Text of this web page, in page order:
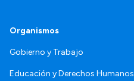
Organismos
Gobierno y Trabajo
Educación y Derechos Humanos